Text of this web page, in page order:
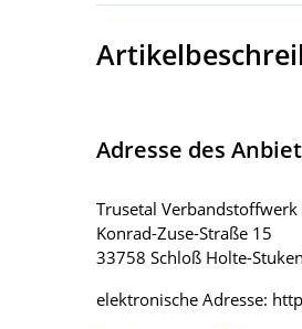
Adresse des
Trusetal Verbandstoffwerk
Konrad-Zuse-Straße 15
33758 Schloß Holte-
elektronische Adresse: